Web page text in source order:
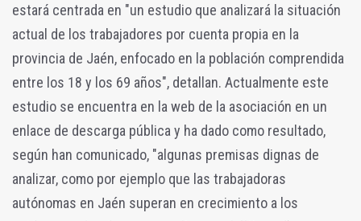
estará centrada en "un estudio que analizará la situación
actual de los trabajadores por cuenta propia en la
provincia de Jaén, enfocado en la población comprendida
entre los 18 y los 69 años", detallan. Actualmente este
estudio se encuentra en la web de la asociación en un
enlace de descarga pública y ha dado como resultado,
según han comunicado, "algunas premisas dignas de
analizar, como por ejemplo que las trabajadoras
autónomas en Jaén superan en crecimiento a los